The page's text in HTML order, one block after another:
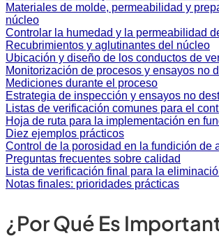
Materiales de molde, permeabilidad y
núcleo
Controlar la humedad y la permeabilidad
Recubrimientos y aglutinantes del núcleo
Ubicación y diseño de los conductos de
Monitorización de procesos y ensayos no
Mediciones durante el proceso
Estrategia de inspección y ensayos no
Listas de verificación comunes para el
Hoja de ruta para la implementación en
Diez ejemplos prácticos
Control de la porosidad en la fundición de
Preguntas frecuentes sobre calidad
Lista de verificación final para la
Notas finales: prioridades prácticas
¿Por Qué Es